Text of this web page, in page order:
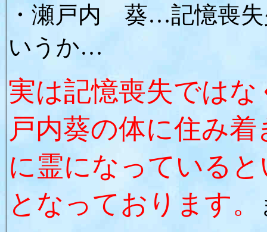
・瀬戸内 葵…記憶喪失
いうか…
実は記憶喪失では
戸内葵の体に住み
に霊になっている
となっております。